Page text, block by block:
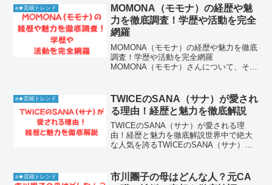
い分野に対して冷静で分かりやすい解説
を行う姿が印象的です。こ...
a★芸能トレンド
MOMONA（モモナ）の経歴や魅
力を徹底調査！学歴や活動を完全
網羅
MOMONA（モモナ）の経歴や魅力を徹底
調査！学歴や活動を完全網羅
MOMONA（モモナ）さんについて、その
ち、どのような活動をしてきたのか、多
くのファンが注目しています。...
a★芸能トレンド
TWICEのSANA（サナ）が愛され
る理由！経歴と魅力を徹底解説
TWICEのSANA（サナ）が愛される理
由！経歴と魅力を徹底解説世界中で絶大
な人気を誇るTWICEのSANA（サナ）
す。ステージで見せるカリスマ性と、バ
a★芸能トレンド
市川團子の母はどんな人？元CA